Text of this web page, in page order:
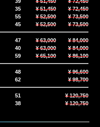
35 ¥ 51,450
¥ 72,450
55 ¥ 52,500
¥ 73,500
45 ¥ 52,500 ¥ 73,500
47 ¥ 63,000
¥ 84,000
40 ¥ 63,000
¥ 84,000
59 ¥ 65,100 ¥ 86,100
48
¥ 96,600
62 ¥ 98,700
51
¥ 120,750
38 ¥ 120,750